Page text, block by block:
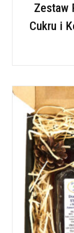
Zestaw
Cukru i